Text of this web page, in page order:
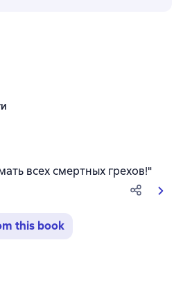
4,6 на основе 123 оценок
всех смертных грехов!"
this book